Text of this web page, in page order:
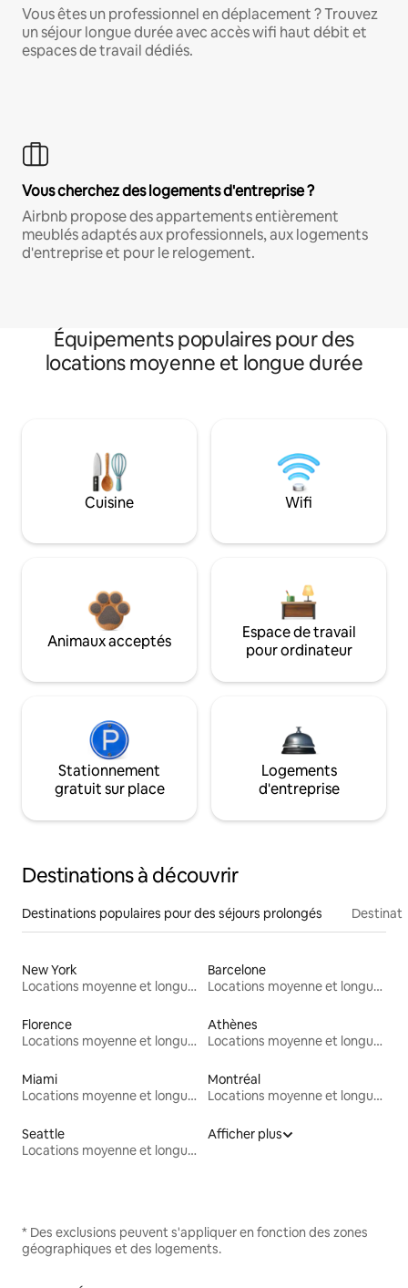
Vous êtes un professionnel en déplacement ? Trouvez
un séjour longue durée avec accès wifi haut débit et
espaces de travail dédiés.
Vous cherchez des logements d'entreprise ?
Airbnb propose des appartements entièrement
meublés adaptés aux professionnels, aux logements
d'entreprise et pour le relogement.
Équipements populaires pour des
locations moyenne et longue durée
Cuisine Wifi
Animaux acceptés
Espace de travail
pour ordinateur
Stationnement
gratuit sur place
Logements
d'entreprise
Destinations à découvrir
Destinations populaires pour des séjours prolongés
New York
Locations moyenne et longue durée
Barcelone
Locations moyenne et longue durée
Florence
Locations moyenne et longue durée
Athènes
Locations moyenne et longue durée
Miami
Locations moyenne et longue durée
Montréal
Locations moyenne et longue durée
Seattle
Locations moyenne et longue durée
Afficher plus
* Des exclusions peuvent s'appliquer en fonction des zones
géographiques et des logements.